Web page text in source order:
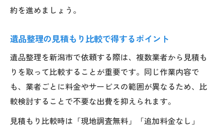
約を進めましょう。
遺品整理の見積もり比較で得するポイント
遺品整理を新潟市で依頼する際は、複数業者から見積も
りを取って比較することが重要です。同じ作業内容で
も、業者ごとに料金やサービスの範囲が異なるため、比
較検討することで不要な出費を抑えられます。
見積もり比較時は「現地調査無料」「追加料金なし」